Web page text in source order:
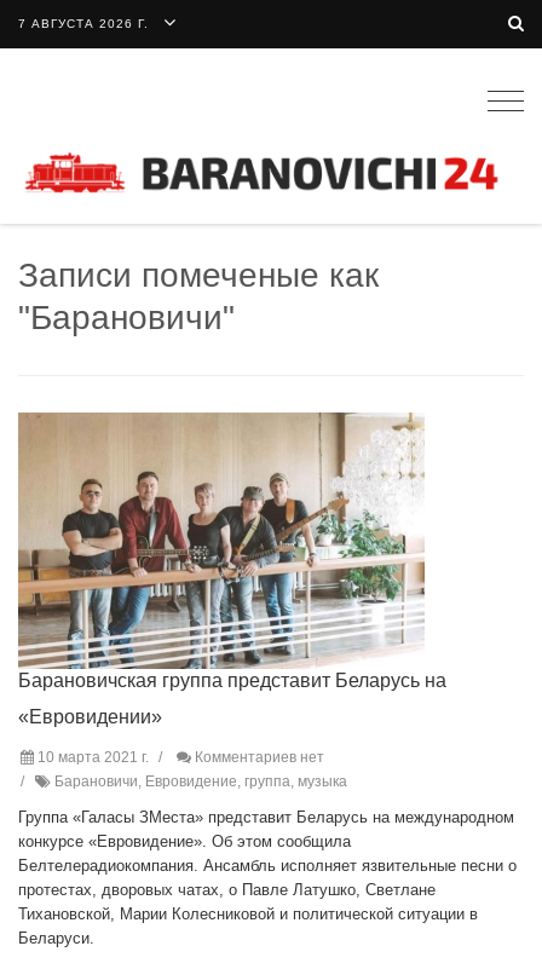
7 АВГУСТА 2026 Г.
Записи помеченые как
"Барановичи"
Барановичская группа представит Беларусь на
«Евровидении»
10 марта 2021 г.
Комментариев нет
Барановичи, Евровидение, группа, музыка
Группа «Галасы ЗМеста» представит Беларусь на международном
конкурсе «Евровидение». Об этом сообщила
Белтелерадиокомпания. Ансамбль исполняет язвительные песни о
протестах, дворовых чатах, о Павле Латушко, Светлане
Тихановской, Марии Колесниковой и политической ситуации в
Беларуси.